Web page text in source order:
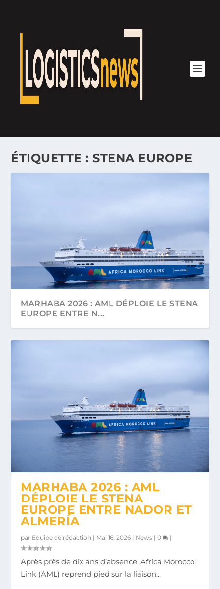
ÉTIQUETTE : STENA EUROPE
MARHABA 2026 : AML DÉPLOIE LE STENA
EUROPE ENTRE N...
MARHABA 2026 : AML
DÉPLOIE LE STENA
EUROPE ENTRE NADOR ET
ALMERÍA
par Equipe de rédaction | Mai 16, 2026 | News |0 |
Après près de dix ans d’absence, Africa Morocco
Link (AML) reprend pied sur la liaison...